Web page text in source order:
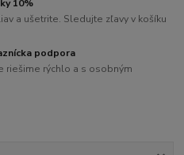
10%
a ušetrite. Sledujte zľavy v košíku
podpora
riešime rýchlo a s osobným